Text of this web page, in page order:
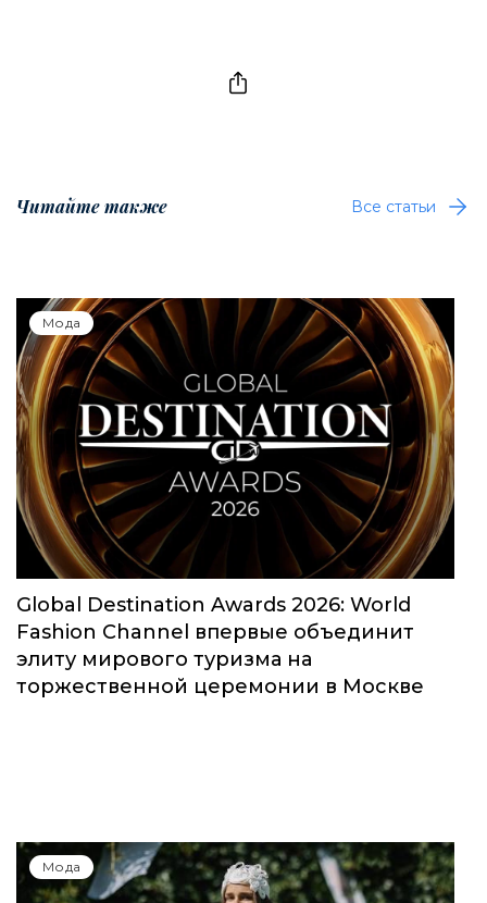
Читайте также Все статьи
Мода
Global Destination Awards 2026: World
Fashion Channel впервые объединит
элиту мирового туризма на
торжественной церемонии в Москве
Мода